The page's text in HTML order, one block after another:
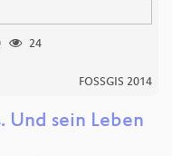
24
FOSSGIS 2014
Und sein Leben